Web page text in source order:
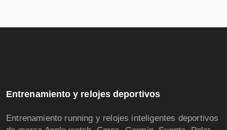
Entrenamiento y relojes deportivos
Entrenamiento running y relojes inteligentes deportivos